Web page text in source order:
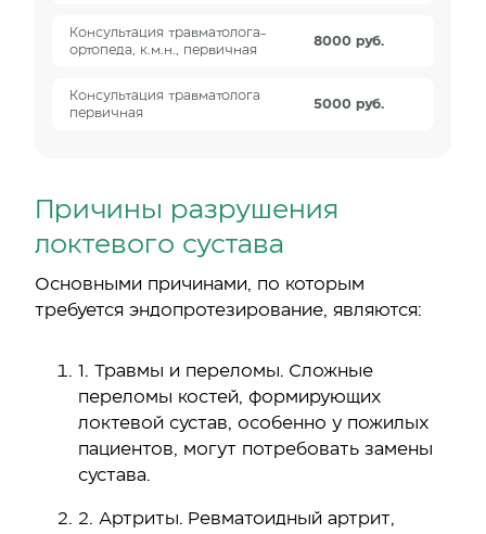
Консультация травматолога-
ортопеда, к.м.н., первичная
8000 руб.
Консультация травматолога
первичная
5000 руб.
Причины разрушения
локтевого сустава
Основными причинами, по которым
требуется эндопротезирование, являются:
1. Травмы и переломы. Сложные
переломы костей, формирующих
локтевой сустав, особенно у пожилых
пациентов, могут потребовать замены
сустава.
2. Артриты. Ревматоидный артрит,